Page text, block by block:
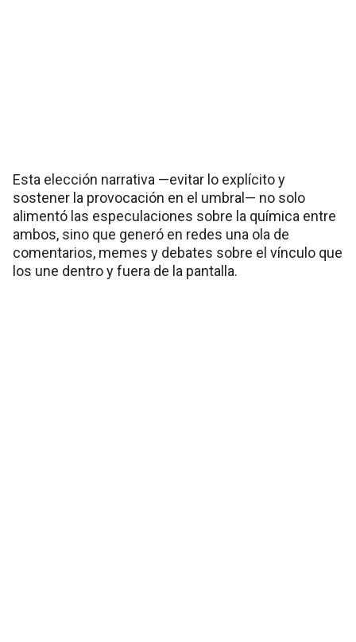
Esta elección narrativa —evitar lo explícito y
sostener la provocación en el umbral— no solo
alimentó las especulaciones sobre la química entre
ambos, sino que generó en redes una ola de
comentarios, memes y debates sobre el vínculo que
los une dentro y fuera de la pantalla.